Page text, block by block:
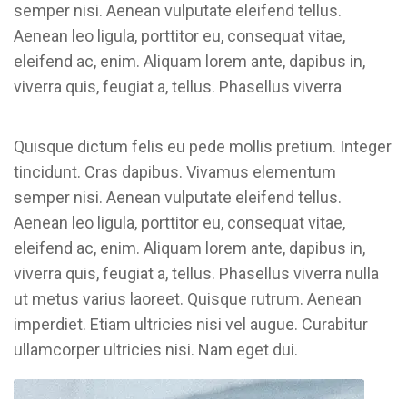
semper nisi. Aenean vulputate eleifend tellus.
Aenean leo ligula, porttitor eu, consequat vitae,
eleifend ac, enim. Aliquam lorem ante, dapibus in,
viverra quis, feugiat a, tellus. Phasellus viverra
Quisque dictum felis eu pede mollis pretium. Integer
tincidunt. Cras dapibus. Vivamus elementum
semper nisi. Aenean vulputate eleifend tellus.
Aenean leo ligula, porttitor eu, consequat vitae,
eleifend ac, enim. Aliquam lorem ante, dapibus in,
viverra quis, feugiat a, tellus. Phasellus viverra nulla
ut metus varius laoreet. Quisque rutrum. Aenean
imperdiet. Etiam ultricies nisi vel augue. Curabitur
ullamcorper ultricies nisi. Nam eget dui.